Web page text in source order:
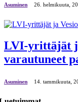
Asuminen 26. helmikuuta,
LVI-yrittäjät
varautuneet
Asuminen 14. tammikuuta,